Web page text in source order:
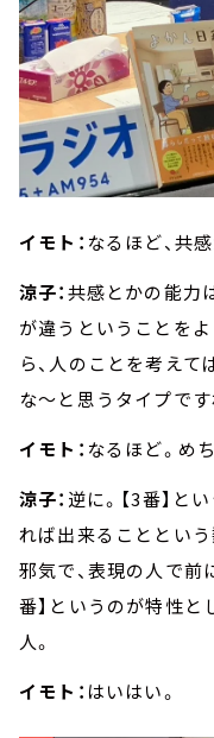
イモト： なるほど、共
涼子：共感とかの能力
が違うということを
ら、人のことを考えて
な～と思うタイプです
イモト： なるほど。め
涼子： 逆に。【3番】と
れば出来ることという
邪気で、表現の人で前
番】というのが特性と
人。
イモト： はいはい。